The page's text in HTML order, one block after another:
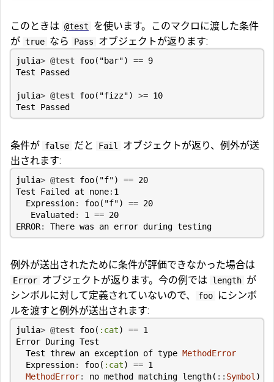
このときは @test
を使います。このマクロに渡した条件
が true なら Pass オブジェクトが返ります:
julia> @test foo( "bar") == 9
Test
Passed
julia> @test foo( "fizz") >= 10
Test
Passed
条件が false だと Fail
オブジェクトが返り、例外が送
出されます:
julia> @test foo( "f") == 20
Test
Failed at none: 1
Expression: foo( "f") == 20
Evaluated: 1 == 20
ERROR: There was an error during testing
例外が送出されたために条件が評価できなかった場合は
Error オブジェクトが返ります。今の例では length が
シンボルに対して定義されていないので、
foo
にシンボ
ルを渡すと例外が送出されます:
julia> @test foo( :cat) == 1
Error During Test
Test threw an exception of type MethodError
Expression: foo( :cat) == 1
MethodError: no method matching length( :: Symbol )